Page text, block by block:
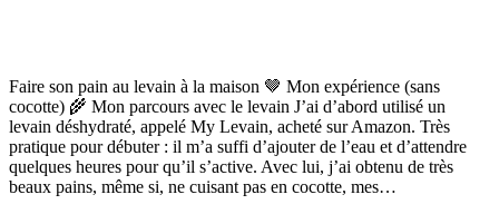
Faire son pain au levain à la maison 🤎 Mon expérience (sans
cocotte) 🌾 Mon parcours avec le levain J’ai d’abord utilisé un
levain déshydraté, appelé My Levain, acheté sur Amazon. Très
pratique pour débuter : il m’a suffi d’ajouter de l’eau et d’attendre
quelques heures pour qu’il s’active. Avec lui, j’ai obtenu de très
beaux pains, même si, ne cuisant pas en cocotte, mes…